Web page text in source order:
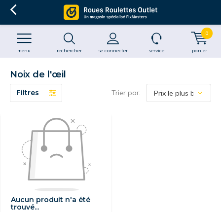
rechercher se connecter
menu service panier
0
Noix de l'œil
Filtres Trier par:
Aucun produit n'a été
trouvé...